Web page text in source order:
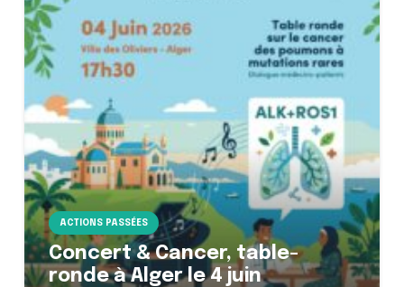
ACTIONS PASSÉES
Concert & Cancer, table-
ronde à Alger le 4 juin